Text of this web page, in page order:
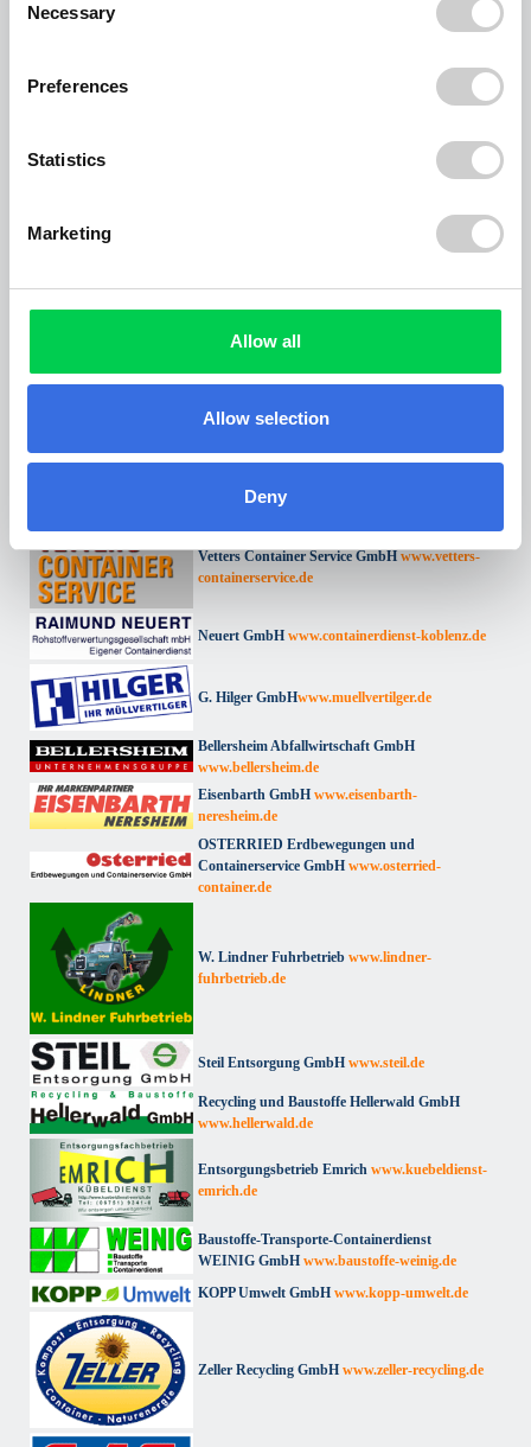
Selection
Necessary
Preferences
Statistics
Marketing
Allow all
Allow selection
Deny
www.alba.info
Vobl Abfall-Entsorgung Reiner Vobl e.K.
www.vobl.de
transport.de
KCS Knab GmbH
Vetters Container Service GmbHwww.vetters-
containerservice.de
Neuert GmbH www.containerdienst-koblenz.de
G. Hilger GmbHwww.muellvertilger.de
Bellersheim Abfallwirtschaft GmbH
www.bellersheim.de
Eisenbarth GmbH www.eisenbarth-
neresheim.de
OSTERRIED Erdbewegungen und
Containerservice GmbH www.osterried-
container.de
W. Lindner Fuhrbetrieb www.lindner-
fuhrbetrieb.de
Steil Entsorgung GmbH www.steil.de
Recycling und Baustoffe Hellerwald GmbH
www.hellerwald.de
Entsorgungsbetrieb Emrich www.kuebeldienst-
emrich.de
Baustoffe-Transporte-Containerdienst
WEINIG GmbH www.baustoffe-weinig.de
KOPP Umwelt GmbH www.kopp-umwelt.de
Zeller Recycling GmbH www.zeller-recycling.de